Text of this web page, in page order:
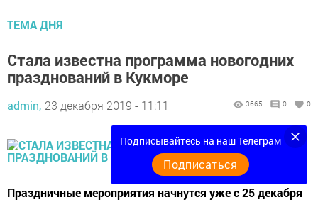
ТЕМА ДНЯ
Стала известна программа новогодних
празднований в Кукморе
admin, 23 декабря 2019 - 11:11 3665 0 0
Праздничные мероприятия начнутся уже с 25 декабря
Подписывайтесь на наш Телеграм
Подписаться